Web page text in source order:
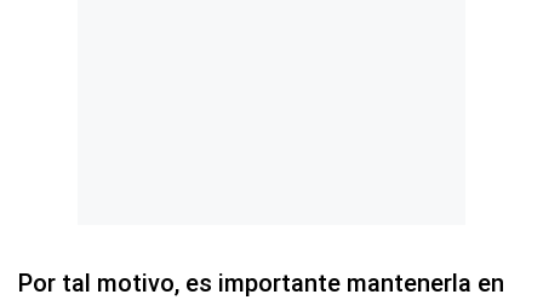
Por tal motivo, es importante mantenerla en